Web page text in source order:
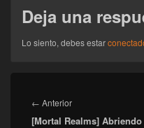
Deja una
Lo siento, debes estar
de
entradas
← AnteriorEntrada
anterior:
[Mortal Realms]